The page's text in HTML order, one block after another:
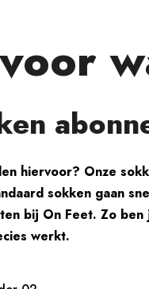
hiervoor? Onze
sokken gaan
bij On Feet. Zo
werkt.